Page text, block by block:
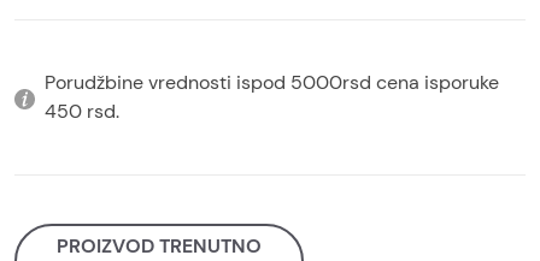
Porudžbine vrednosti ispod 5000rsd cena isporuke
450 rsd.
PROIZVOD TRENUTNO